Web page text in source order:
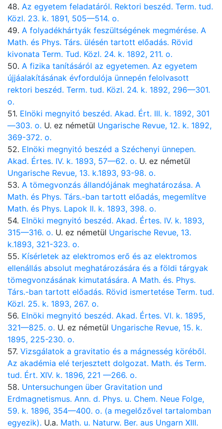
48. Az egyetem feladatáról. Rektori beszéd. Term. tud.
Közl. 23. k. 1891, 505—514. o.
49. A folyadékhártyák feszültségének megmérése. A
Math. és Phys. Társ. ülésén tartott előadás. Rövid
kivonata Term. Tud. Közl. 24. k. 1892, 211. o.
50. A fizika tanításáról az egyetemen. Az egyetem
újjáalakításának évfordulója ünnepén felolvasott
rektori beszéd. Term. tud. Közl. 24. k. 1892, 296—301.
o.
51. Elnöki megnyitó beszéd. Akad. Ért. III. k. 1892, 301
—303. o. U. ez németül Ungarische Revue, 12. k. 1892,
369-372. o.
52. Elnöki megnyitó beszéd a Széchenyi ünnepen.
Akad. Értes. IV. k. 1893, 57—62. o. U. ez németül
Ungarische Revue, 13. k.1893, 93-98. o.
53. A tömegvonzás állandójának meghatározása. A
Math. és Phys. Társ.-ban tartott előadás, megemlítve
Math. és Phys. Lapok II. k. 1893, 398. o.
54. Elnöki megnyitó beszéd. Akad. Értes. IV. k. 1893,
315—316. o. U. ez németül Ungarische Revue, 13.
k.1893, 321-323. o.
55. Kísérletek az elektromos erő és az elektromos
ellenállás absolut meghatározására és a földi tárgyak
tömegvonzásának kimutatására. A Math. és. Phys.
Társ.-ban tartott előadás. Rövid ismertetése Term. tud.
Közl. 25. k. 1893, 267. o.
56. Elnöki megnyitó beszéd. Akad. Értes. VI. k. 1895,
321—825. o. U. ez németül Ungarische Revue, 15. k.
1895, 225-230. o.
57. Vizsgálatok a gravitatio és a mágnesség köréből.
Az akadémia elé terjesztett dolgozat. Math. és Term.
tud. Ért. XIV. k. 1896, 221 —266. o.
58. Untersuchungen über Gravitation und
Erdmagnetismus. Ann. d. Phys. u. Chem. Neue Folge,
59. k. 1896, 354—400. o. (a megelőzővel tartalomban
egyezik). U.a. Math. u. Naturw. Ber. aus Ungarn XIII.